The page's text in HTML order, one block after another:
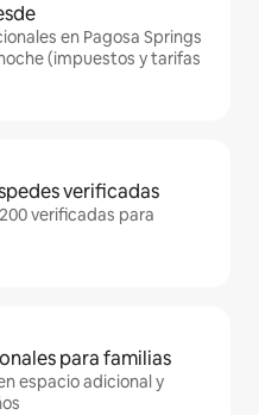
en Pagosa Springs
(impuestos y tarifas
verificadas
verificadas para
para familias
espacio adicional y